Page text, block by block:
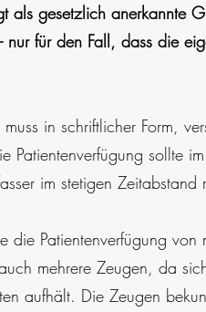
als gesetzlich anerkannte
nur für den Fall, dass die
in schriftlicher Form,
Patientenverfügung sollte
im stetigen
die Patientenverfügung von
mehrere Zeugen, da
aufhält. Die Zeugen